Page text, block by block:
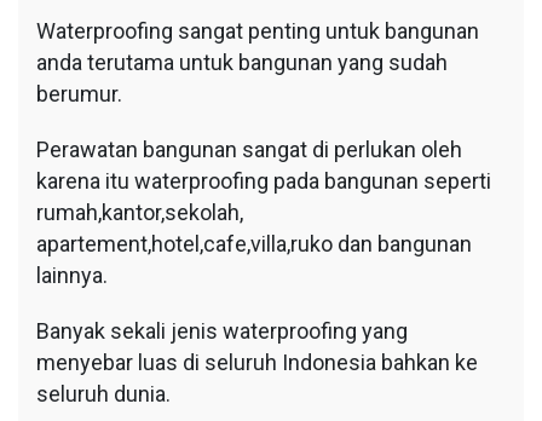
Waterproofing sangat penting untuk bangunan
anda terutama untuk bangunan yang sudah
berumur.
Perawatan bangunan sangat di perlukan oleh
karena itu waterproofing pada bangunan seperti
rumah,kantor,sekolah,
apartement,hotel,cafe,villa,ruko dan bangunan
lainnya.
Banyak sekali jenis waterproofing yang
menyebar luas di seluruh Indonesia bahkan ke
seluruh dunia.